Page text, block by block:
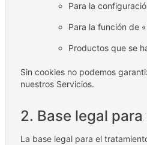
Para la
Para la función de
Productos que se
Sin cookies no podemos
nuestros Servicios.
2. Base legal
La base legal para el